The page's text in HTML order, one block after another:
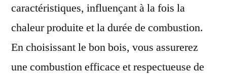
caractéristiques, influençant à la fois la
chaleur produite et la durée de combustion.
En choisissant le bon bois, vous assurerez
une combustion efficace et respectueuse de